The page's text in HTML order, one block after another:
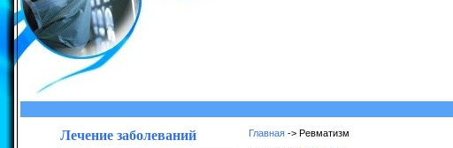
Лечение заболеваний
Главная-> Ревматизм